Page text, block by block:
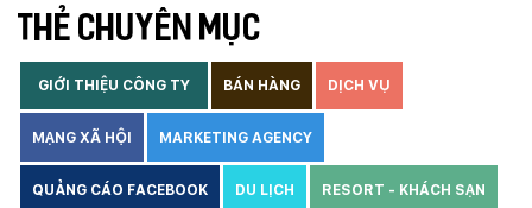
THẺ CHUYÊN MỤC
GIỚI THIỆU CÔNG TY BÁN HÀNG DỊCH VỤ
MẠNG XÃ HỘI MARKETING AGENCY
QUẢNG CÁO FACEBOOK DU LỊCH RESORT - KHÁCH SẠN